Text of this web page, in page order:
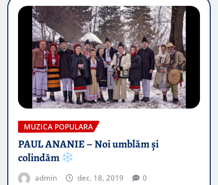
MUZICA POPULARA
PAUL ANANIE – Noi umblăm și
colindăm
admin dec. 18, 2019 0